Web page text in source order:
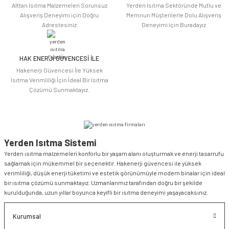
Alttan Isıtma Malzemeleri Sorunsuz
Alışveriş Deneyimi için Doğru
Adrestesiniz
Yerden Isıtma Sektöründe Mutlu ve
Memnun Müşterilerle Dolu Alışveriş
Deneyimi için Buradayız
HAK ENERJİ GÜVENCESİ İLE
Hakenerji Güvencesi İle Yüksek
Isıtma Verimliliği İçin İdeal Bir Isıtma
Çözümü Sunmaktayız.
Yerden Isıtma Sistemi
Yerden ısıtma malzemeleri konforlu bir yaşam alanı oluşturmak ve enerji tasarrufu
sağlamak için mükemmel bir seçenektir. Hakenerji güvencesi ile yüksek
verimliliği, düşük enerji tüketimi ve estetik görünümüyle modern binalar için ideal
bir ısıtma çözümü sunmaktayız. Uzmanlarımız tarafından doğru bir şekilde
kurulduğunda, uzun yıllar boyunca keyifli bir ısıtma deneyimi yaşayacaksınız.
Kurumsal